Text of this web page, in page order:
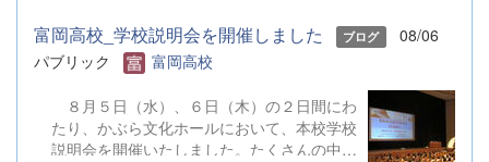
富岡高校_学校説明会を開催しました ブログ
08/06
パブリック
富岡高校
８月５日（水）、６日（木）の２日間にわ
たり、かぶら文化ホールにおいて、本校学校
説明会を開催いたしました。たくさんの中学